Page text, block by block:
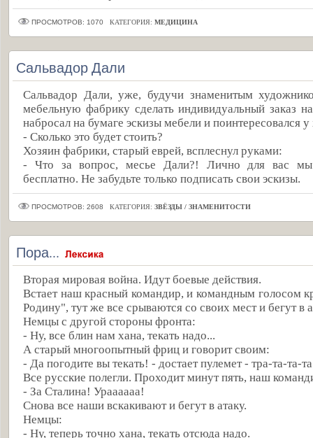
ПРОСМОТРОВ: 1070 КАТЕГОРИЯ: МЕДИЦИНА
Сальвадор Дали
Сальвадор Дали, уже, будучи знаменитым
мебельную фабрику сделать индивидуальный заказ
набросал на бумаге эскизы мебели и поинтересовался
- Сколько это будет стоить?
Хозяин фабрики, старый еврей, всплеснул руками:
- Что за вопрос, месье Дали?! Лично для вас мы
бесплатно. Не забудьте только подписать свои эскизы.
ПРОСМОТРОВ: 2608 КАТЕГОРИЯ: ЗВЁЗДЫ / ЗНАМЕНИТОСТИ
Пора...
Вторая мировая война. Идут боевые действия.
Встает наш красный командир, и командным голосом
Родину", тут же все срываются со своих мест и бегут в
Немцы с другой стороны фронта:
- Ну, все блин нам хана, текать надо...
А старый многоопытный фриц и говорит своим:
- Да погодите вы текать! - достает пулемет - тра-та-та-
Все русские полегли. Проходит минут пять, наш
- За Сталина! Ураааааа!
Снова все наши вскакивают и бегут в атаку.
Немцы:
- Ну, теперь точно хана, текать отсюда надо.